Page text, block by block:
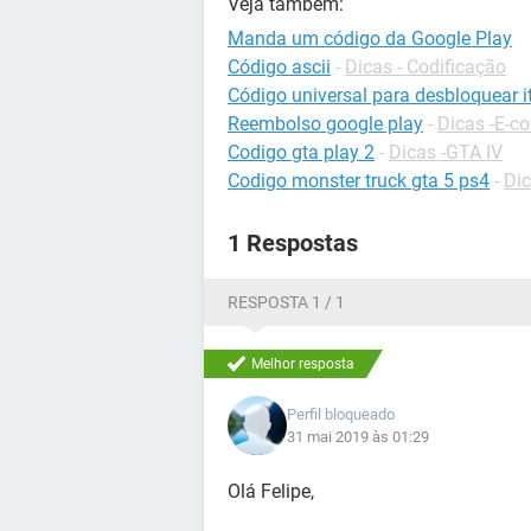
Manda um código da Google Play
Código ascii - Dicas - Codificação
Código universal para desbloquear
Reembolso google play - Dicas -E-
Codigo gta play 2 - Dicas -GTA IV
Codigo monster truck gta 5 ps4 -
1 Respostas
RESPOSTA 1 / 1
Melhor resposta
Perfil bloqueado
31 mai 2019 às 01:29
Olá Felipe,